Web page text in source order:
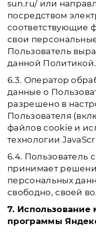
sun.ru/ или
посредством
соответствующие
свои
Пользователь
данной Политикой.
6.3. Оператор
данные о
разрешено в
Пользователя
файлов cookie и
технологии
6.4. Пользователь
принимает
персональных
свободно, своей
7. Использование
программы